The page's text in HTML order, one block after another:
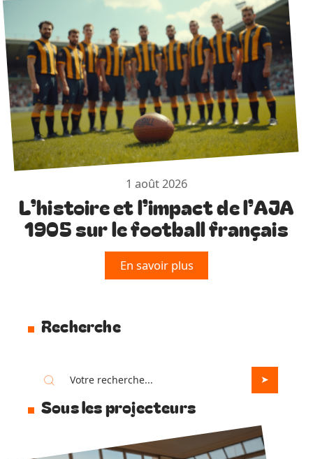
1 août 2026
L’histoire et l’impact de l’AJA
1905 sur le football français
En savoir plus
Recherche
Sous les projecteurs